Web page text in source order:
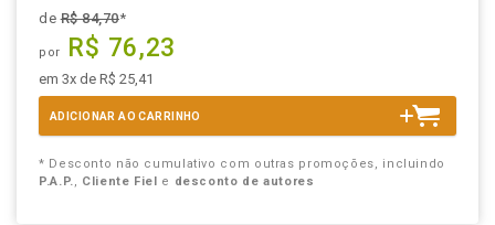
deR$ 84,70*
por R$ 76,23
em 3x de R$ 25,41
ADICIONAR AO CARRINHO
* Desconto não cumulativo com outras promoções, incluindo
P.A.P., Cliente Fiel e desconto de autores